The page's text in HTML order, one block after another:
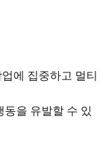
에 집중하고 멀티
동을 유발할 수 있